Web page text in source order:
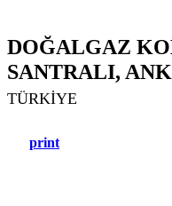
DOĞALGAZ
SANTRALI,
TÜRKIYE
print